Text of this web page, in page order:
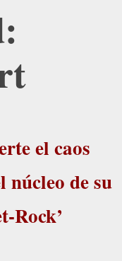
el caos
núcleo de su
Rock’